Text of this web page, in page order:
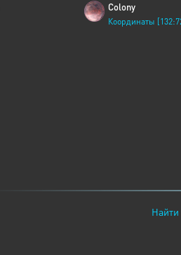
Colony
Координаты